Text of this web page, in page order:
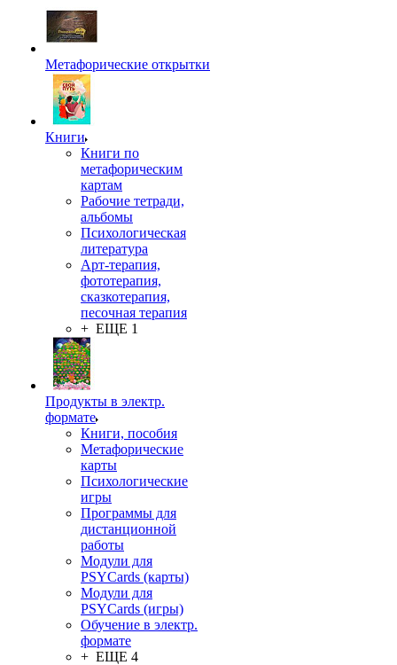
Метафорические открытки
Книги
Книги по
метафорическим
картам
Рабочие тетради,
альбомы
Психологическая
литература
Арт-терапия,
фототерапия,
сказкотерапия,
песочная терапия
+ ЕЩЕ 1
Продукты в электр.
формате
Книги, пособия
Метафорические
карты
Психологические
игры
Программы для
дистанционной
работы
Модули для
PSYCards (карты)
Модули для
PSYCards (игры)
Обучение в электр.
формате
+ ЕЩЕ 4